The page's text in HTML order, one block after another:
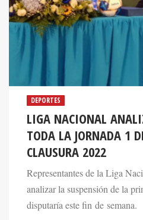
DEPORTES
LIGA NACIONAL
TODA LA JORNADA 1
CLAUSURA 2022
Representantes de la Liga
analizar la suspensión de la
disputaría este fin de semana.